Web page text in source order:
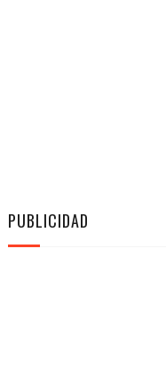
PUBLICIDAD